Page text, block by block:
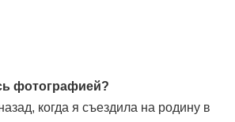
фотографией?
когда я съездила на родину в